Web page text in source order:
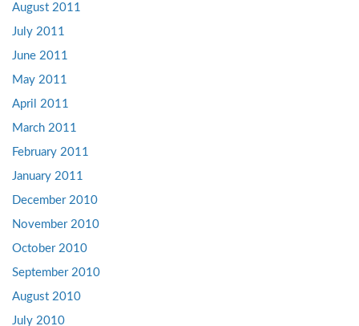
August 2011
July 2011
June 2011
May 2011
April 2011
March 2011
February 2011
January 2011
December 2010
November 2010
October 2010
September 2010
August 2010
July 2010